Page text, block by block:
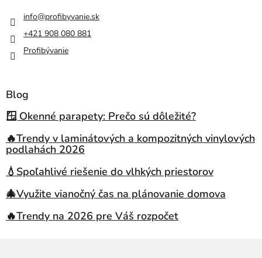
info@profibyvanie.sk
+421 908 080 881
Profibývanie
Blog
🪟 Okenné parapety: Prečo sú dôležité?
🔥Trendy v laminátových a kompozitných vinylových
podlahách 2026
💧Spoľahlivé riešenie do vlhkých priestorov
🎄Využite vianočný čas na plánovanie domova
🔥Trendy na 2026 pre Váš rozpočet